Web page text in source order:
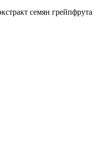
семян грейпфрута